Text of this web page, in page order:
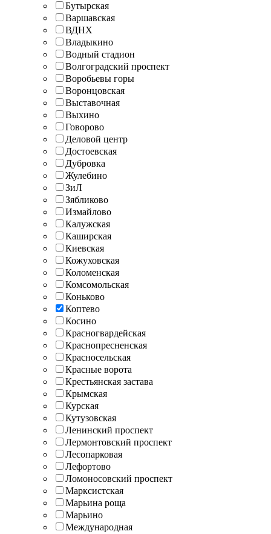
Бутырская
Варшавская
ВДНХ
Владыкино
Водный стадион
Волгоградский проспект
Воробьевы горы
Воронцовская
Выставочная
Выхино
Говорово
Деловой центр
Достоевская
Дубровка
Жулебино
ЗиЛ
Зябликово
Измайлово
Калужская
Каширская
Киевская
Кожуховская
Коломенская
Комсомольская
Коньково
Коптево
Косино
Красногвардейская
Краснопресненская
Красносельская
Красные ворота
Крестьянская застава
Крымская
Курская
Кутузовская
Ленинский проспект
Лермонтовский проспект
Лесопарковая
Лефортово
Ломоносовский проспект
Марксистская
Марьина роща
Марьино
Международная